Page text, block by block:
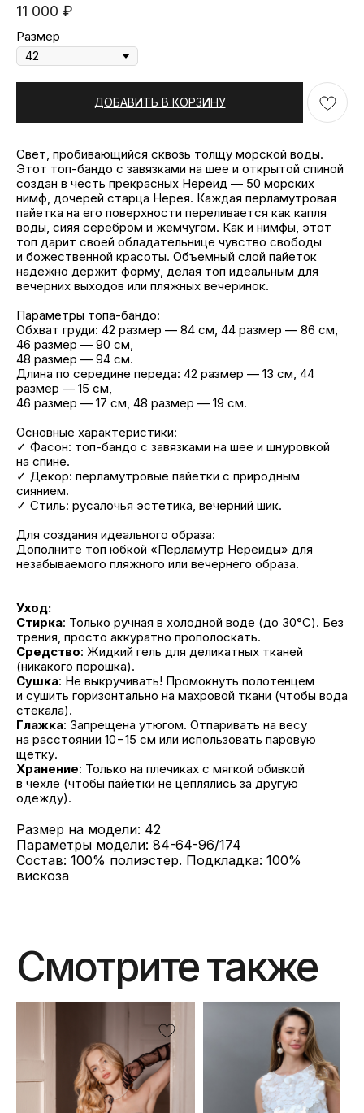
11 000 ₽
Размер
ДОБАВИТЬ В КОРЗИНУ
Свет, пробивающийся сквозь толщу морской воды.
Этот топ-бандо с завязками на шее и открытой спиной
создан в честь прекрасных Нереид — 50 морских
нимф, дочерей старца Нерея. Каждая перламутровая
пайетка на его поверхности переливается как капля
воды, сияя серебром и жемчугом. Как и нимфы, этот
топ дарит своей обладательнице чувство свободы
и божественной красоты. Объемный слой пайеток
надежно держит форму, делая топ идеальным для
вечерних выходов или пляжных вечеринок.
Параметры топа-бандо:
Обхват груди: 42 размер — 84 см, 44 размер — 86 см,
46 размер — 90 см,
48 размер — 94 см.
Длина по середине переда: 42 размер — 13 см, 44
размер — 15 см,
46 размер — 17 см, 48 размер — 19 см.
Основные характеристики:
✓ Фасон: топ-бандо с завязками на шее и шнуровкой
на спине.
✓ Декор: перламутровые пайетки с природным
сиянием.
✓ Стиль: русалочья эстетика, вечерний шик.
Для создания идеального образа:
Дополните топ юбкой «Перламутр Нереиды» для
незабываемого пляжного или вечернего образа.
Уход:
Стирка: Только ручная в холодной воде (до 30°C). Без
трения, просто аккуратно прополоскать.
Средство: Жидкий гель для деликатных тканей
(никакого порошка).
Сушка: Не выкручивать! Промокнуть полотенцем
и сушить горизонтально на махровой ткани (чтобы вода
стекала).
Глажка: Запрещена утюгом. Отпаривать на весу
на расстоянии 10−15 см или использовать паровую
щетку.
Хранение: Только на плечиках с мягкой обивкой
в чехле (чтобы пайетки не цеплялись за другую
одежду).
Размер на модели: 42
Параметры модели: 84-64-96/174
Состав: 100% полиэстер. Подкладка: 100%
вискоза
Смотрите также